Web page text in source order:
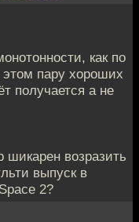
как по
пару хороших
получается а не
шикарен возразить
выпуск в
2?